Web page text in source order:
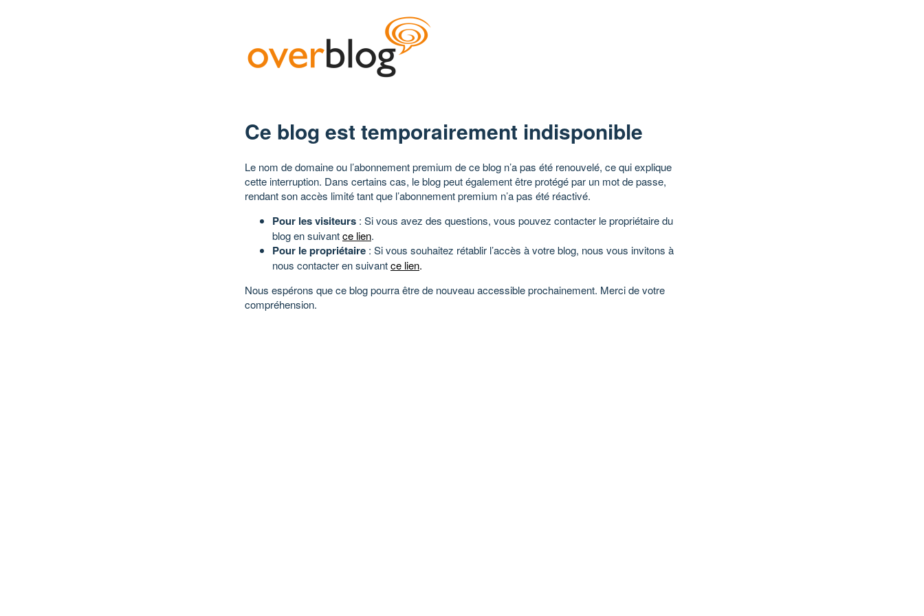
Ce blog est temporairement indisponible
Le nom de domaine ou l’abonnement premium de ce blog n’a pas été renouvelé, ce qui explique
cette interruption. Dans certains cas, le blog peut également être protégé par un mot de passe,
rendant son accès limité tant que l’abonnement premium n’a pas été réactivé.
Pour les visiteurs : Si vous avez des questions, vous pouvez contacter le propriétaire du
blog en suivantce lien.
Pour le propriétaire : Si vous souhaitez rétablir l’accès à votre blog, nous vous invitons à
nous contacter en suivantce lien.
Nous espérons que ce blog pourra être de nouveau accessible prochainement. Merci de votre
compréhension.